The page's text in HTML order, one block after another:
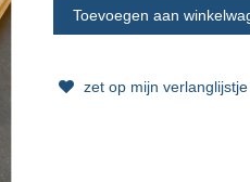
zet op mijn verlanglijstje